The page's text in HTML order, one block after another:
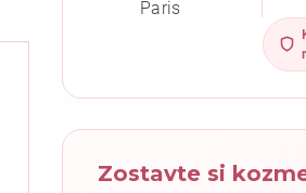
Vložením hodnotenie
Zostavte si